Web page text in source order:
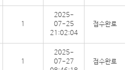
1
2025-
07-25
21:02:04
접수완료
1
2025-
07-27
접수완료